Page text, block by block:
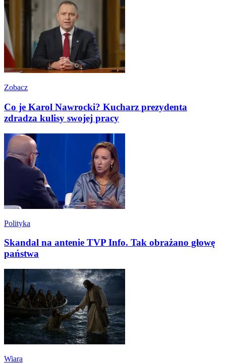
Zobacz
Co je Karol Nawrocki? Kucharz prezydenta
zdradza kulisy swojej pracy
Polityka
Skandal na antenie TVP Info. Tak obrażano głowę
państwa
Wiara